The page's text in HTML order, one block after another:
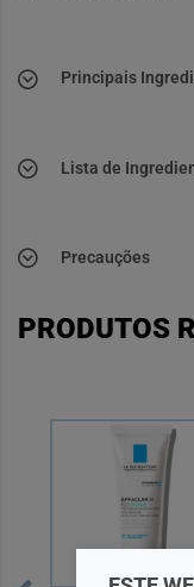
Principais
Lista de
Precauções
PRODUTOS